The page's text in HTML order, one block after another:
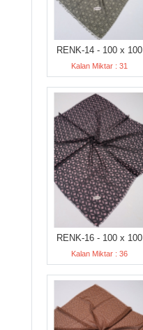
RENK-14 - 100 x 100
Kalan Miktar : 31
RENK-16 - 100 x 100
Kalan Miktar : 36